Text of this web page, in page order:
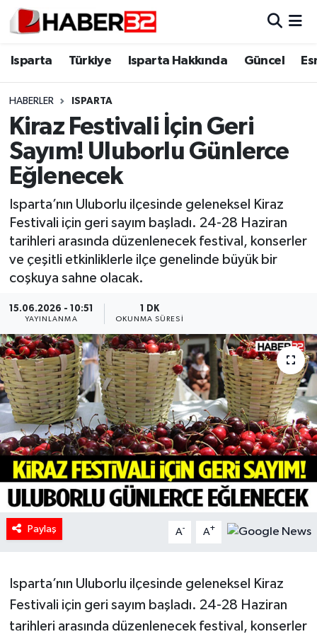
Isparta Türkiye Isparta Hakkında Güncel
HABERLER ISPARTA
Kiraz Festivali İçin Geri
Sayım! Uluborlu Günlerce
Eğlenecek
Isparta’nın Uluborlu ilçesinde geleneksel Kiraz
Festivali için geri sayım başladı. 24-28 Haziran
tarihleri arasında düzenlenecek festival, konserler
ve çeşitli etkinliklerle ilçe genelinde büyük bir
coşkuya sahne olacak.
15.06.2026 - 10:51
YAYINLANMA
1 DK
OKUNMA SÜRESI
Paylaş A- A+
Isparta’nın Uluborlu ilçesinde geleneksel Kiraz
Festivali için geri sayım başladı. 24-28 Haziran
tarihleri arasında düzenlenecek festival, konserler
Isparta
Esnaf Diyor ki;
ASAYİŞ
BİLİM VE TEKNOLOJİ
EĞİTİM
GENEL
Güncel
HABERDE İNSAN
İlginç
KÜLTÜR SANAT
MAGAZİN
Oyun
POLİTİKA
Spor
Isparta Nöbetçi Eczaneler
Isparta Trafik Yoğunluk Haritası
Süper Lig Puan Durumu ve Fikstür
Tüm Manşetler
Son Dakika Haberleri
Haber Arşivi